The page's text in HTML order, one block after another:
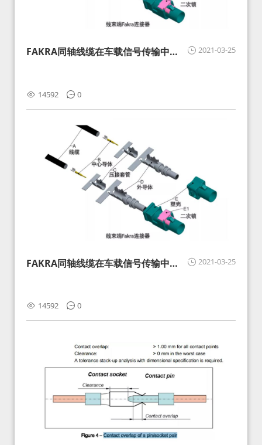
2021-03-25
FAKRA同轴线缆在车载信号传输中的
14592 0
2021-03-25
FAKRA同轴线缆在车载信号传输中的
14592 0